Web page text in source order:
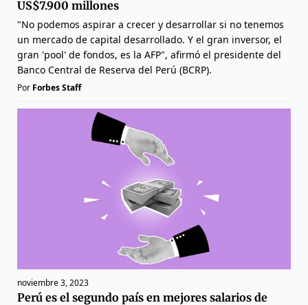
US$7.900 millones
"No podemos aspirar a crecer y desarrollar si no tenemos
un mercado de capital desarrollado. Y el gran inversor, el
gran 'pool' de fondos, es la AFP", afirmó el presidente del
Banco Central de Reserva del Perú (BCRP).
Por Forbes Staff
noviembre 3, 2023
Perú es el segundo país en mejores salarios de